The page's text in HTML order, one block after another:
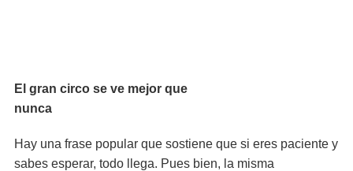
El gran circo se ve mejor que
nunca
Hay una frase popular que sostiene que si eres paciente y
sabes esperar, todo llega. Pues bien, la misma